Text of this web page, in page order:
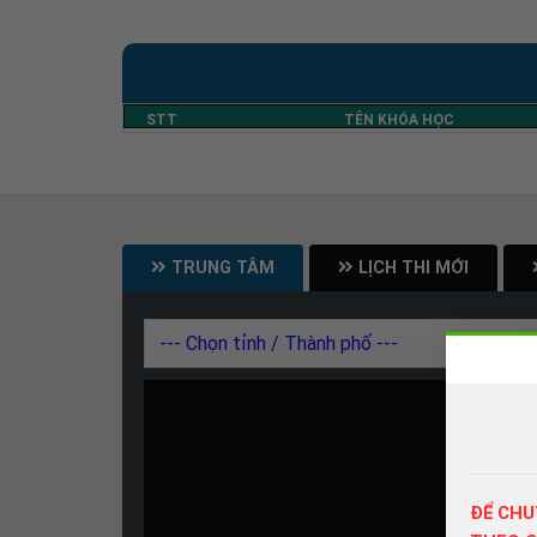
ĐỂ
STT TÊN KHÓA HỌC
TRUNG TÂM LỊCH THI MỚI